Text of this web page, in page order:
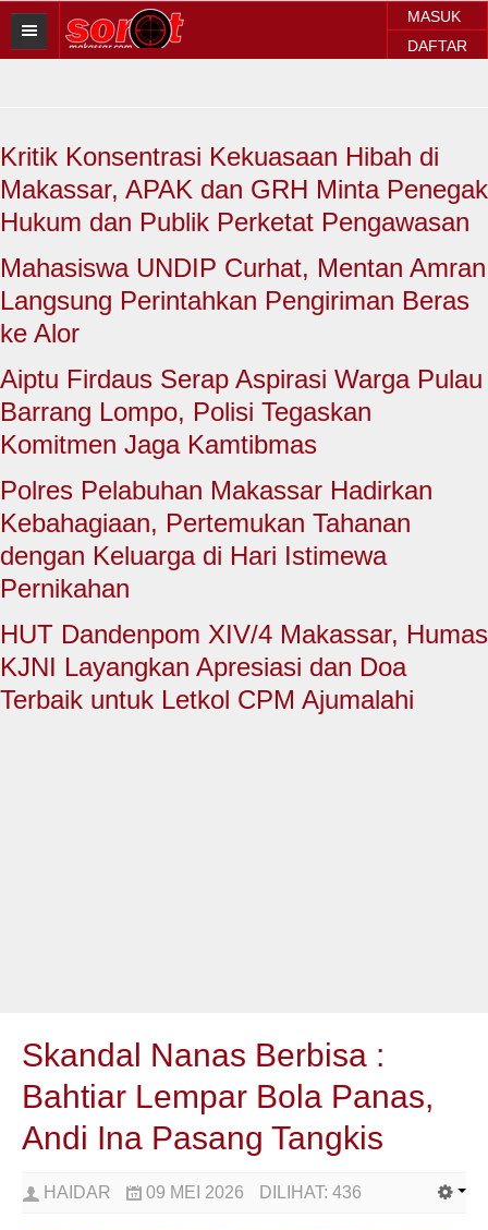
MASUK
DAFTAR
Sorot Makassar
Sorot Regional
Sorot Nasional
POLITIK
HUKUM & KRIMINAL
Kritik Konsentrasi Kekuasaan Hibah di
Makassar, APAK dan GRH Minta Penegak
Hukum dan Publik Perketat Pengawasan
Mahasiswa UNDIP Curhat, Mentan Amran
Langsung Perintahkan Pengiriman Beras
ke Alor
Aiptu Firdaus Serap Aspirasi Warga Pulau
Barrang Lompo, Polisi Tegaskan
Komitmen Jaga Kamtibmas
Polres Pelabuhan Makassar Hadirkan
Kebahagiaan, Pertemukan Tahanan
dengan Keluarga di Hari Istimewa
Pernikahan
HUT Dandenpom XIV/4 Makassar, Humas
KJNI Layangkan Apresiasi dan Doa
Terbaik untuk Letkol CPM Ajumalahi
Skandal Nanas Berbisa :
Bahtiar Lempar Bola Panas,
Andi Ina Pasang Tangkis
HAIDAR 09 MEI 2026 DILIHAT: 436